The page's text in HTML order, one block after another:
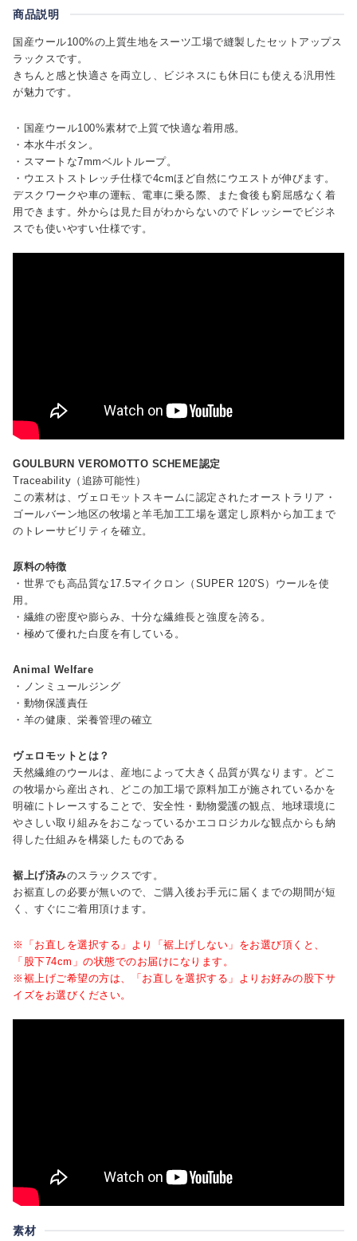
商品説明
国産ウール100%の上質生地をスーツ工場で縫製したセットアップス
ラックスです。
きちんと感と快適さを両立し、ビジネスにも休日にも使える汎用性
が魅力です。
・国産ウール100%素材で上質で快適な着用感。
・本水牛ボタン。
・スマートな7mmベルトループ。
・ウエストストレッチ仕様で4cmほど自然にウエストが伸びます。
デスクワークや車の運転、電車に乗る際、また食後も窮屈感なく着
用できます。外からは見た目がわからないのでドレッシーでビジネ
スでも使いやすい仕様です。
GOULBURN VEROMOTTO SCHEME認定
Traceability（追跡可能性）
この素材は、ヴェロモットスキームに認定されたオーストラリア・
ゴールバーン地区の牧場と羊毛加工工場を選定し原料から加工まで
のトレーサビリティを確立。
原料の特徴
・世界でも高品質な17.5マイクロン（SUPER 120'S）ウールを使
用。
・繊維の密度や膨らみ、十分な繊維長と強度を誇る。
・極めて優れた白度を有している。
Animal Welfare
・ノンミュールジング
・動物保護責任
・羊の健康、栄養管理の確立
ヴェロモットとは？
天然繊維のウールは、産地によって大きく品質が異なります。どこ
の牧場から産出され、どこの加工場で原料加工が施されているかを
明確にトレースすることで、安全性・動物愛護の観点、地球環境に
やさしい取り組みをおこなっているかエコロジカルな観点からも納
得した仕組みを構築したものである
裾上げ済みのスラックスです。
お裾直しの必要が無いので、ご購入後お手元に届くまでの期間が短
く、すぐにご着用頂けます。
※「お直しを選択する」より「裾上げしない」をお選び頂くと、
「股下74cm」の状態でのお届けになります。
※裾上げご希望の方は、「お直しを選択する」よりお好みの股下サ
イズをお選びください。
素材